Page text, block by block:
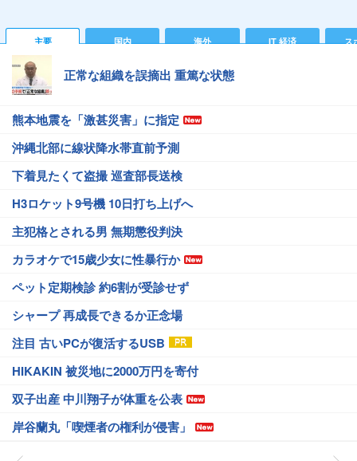
主要 国内 海外 IT 経済 ス
正常な組織を誤摘出 重篤な状態
熊本地震を「激甚災害」に指定
沖縄北部に線状降水帯直前予測
下着見たくて盗撮 巡査部長送検
H3ロケット9号機 10日打ち上げへ
主犯格とされる男 無期懲役判決
カラオケで15歳少女に性暴行か
ペット定期検診 約6割が受診せず
シャープ 再成長できるか正念場
注目 古いPCが復活するUSB
HIKAKIN 被災地に2000万円を寄付
双子出産 中川翔子が体重を公表
岸谷蘭丸「喫煙者の権利が侵害」